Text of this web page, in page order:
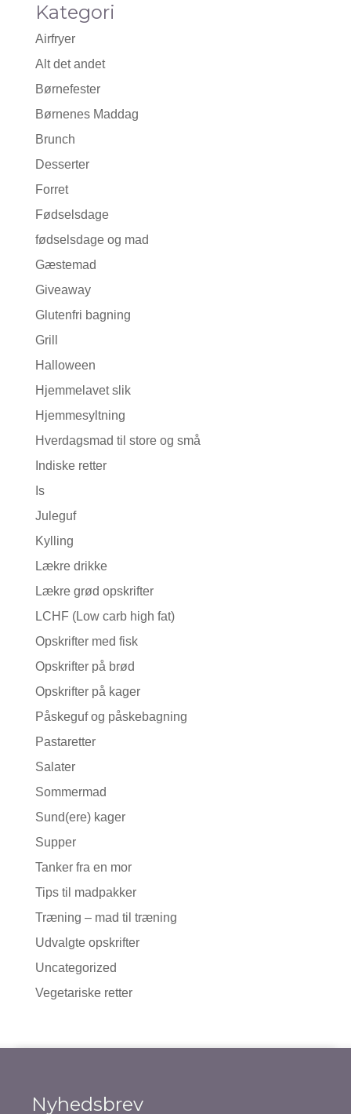
Kategori
Airfryer
Alt det andet
Børnefester
Børnenes Maddag
Brunch
Desserter
Forret
Fødselsdage
fødselsdage og mad
Gæstemad
Giveaway
Glutenfri bagning
Grill
Halloween
Hjemmelavet slik
Hjemmesyltning
Hverdagsmad til store og små
Indiske retter
Is
Juleguf
Kylling
Lækre drikke
Lækre grød opskrifter
LCHF (Low carb high fat)
Opskrifter med fisk
Opskrifter på brød
Opskrifter på kager
Påskeguf og påskebagning
Pastaretter
Salater
Sommermad
Sund(ere) kager
Supper
Tanker fra en mor
Tips til madpakker
Træning – mad til træning
Udvalgte opskrifter
Uncategorized
Vegetariske retter
Nyhedsbrev